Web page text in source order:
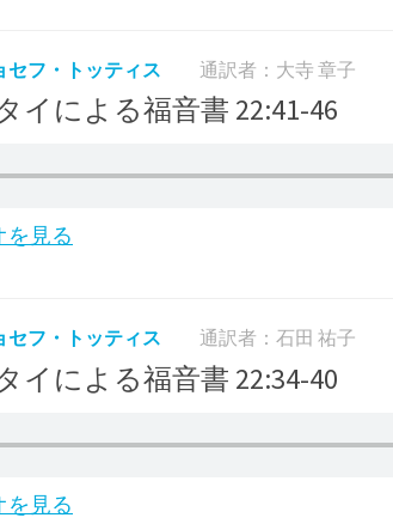
セフ・トッティス 通訳者：大寺 章子
イによる福音書 22:41-46
を見る
セフ・トッティス 通訳者：石田 祐子
イによる福音書 22:34-40
を見る